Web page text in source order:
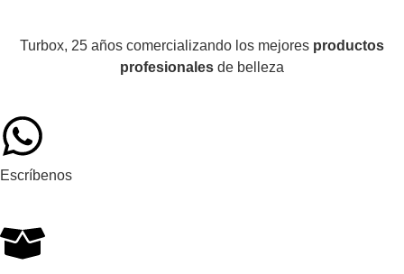
Turbox, 25 años comercializando los mejores productos
profesionales de belleza
Escríbenos